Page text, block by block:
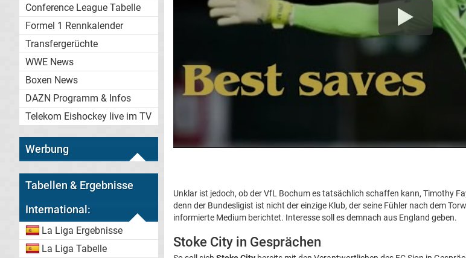
Conference League Tabelle
Formel 1 Rennkalender
Transfergerüchte
WWE News
Boxen News
DAZN Programm & Infos
Telekom Eishockey live im TV
Werbung
Tabellen & Ergebnisse
International:
La Liga Ergebnisse
La Liga Tabelle
Unklar ist jedoch, ob der VfL Bochum es tatsächlich schaffen kann, Timothy
denn der Bundesligist ist nicht der einzige Klub, der seine Fühler nach dem
informierte Medium berichtet. Interesse soll es demnach aus England geben.
Stoke City in Gesprächen